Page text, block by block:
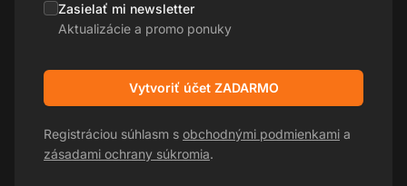
Zasielať mi newsletter
Aktualizácie a promo ponuky
Vytvoriť účet ZADARMO
Registráciou súhlasm s obchodnými podmienkami a
zásadami ochrany súkromia.